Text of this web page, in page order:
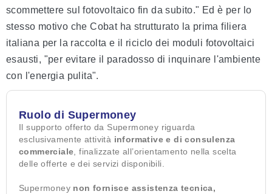
scommettere sul fotovoltaico fin da subito." Ed è per lo
stesso motivo che Cobat ha strutturato la prima filiera
italiana per la raccolta e il riciclo dei moduli fotovoltaici
esausti, "per evitare il paradosso di inquinare l'ambiente
con l'energia pulita".
Ruolo di Supermoney
Il supporto offerto da Supermoney riguarda
esclusivamente attività informative e di consulenza
commerciale, finalizzate all’orientamento nella scelta
delle offerte e dei servizi disponibili.
Supermoney non fornisce assistenza tecnica,